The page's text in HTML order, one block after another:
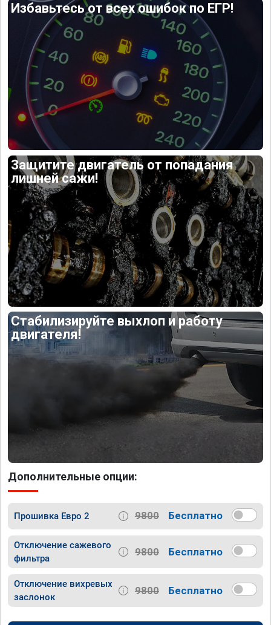
Избавьтесь от всех ошибок по ЕГР!
Защитите двигатель от попадания
лишней сажи!
Стабилизируйте выхлоп и работу
двигателя!
Дополнительные опции:
Прошивка Евро 2 9800 Бесплатно
Отключение сажевого
фильтра
9800 Бесплатно
Отключение вихревых
заслонок
9800 Бесплатно